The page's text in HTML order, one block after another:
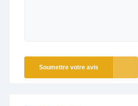
Soumettre votre avis